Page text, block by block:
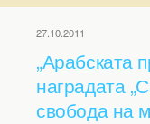
27.10.2011
„Арабската
наградата
свобода на